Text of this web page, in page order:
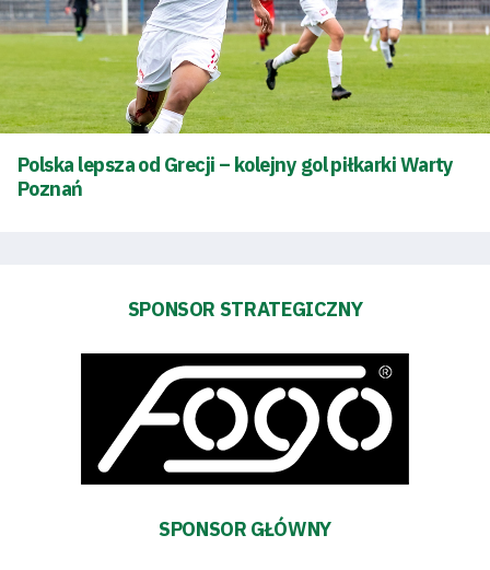
Bilety
Kontakt
Pierwszy
zespół
Akademia
Aktualności
Warta
Polska lepsza od Grecji – kolejny gol piłkarki Warty
Poznań
SPONSOR STRATEGICZNY
SPONSOR GŁÓWNY